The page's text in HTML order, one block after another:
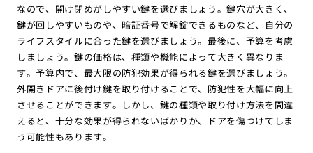
なので、開け閉めがしやすい鍵を選びましょう。鍵穴が大きく、
鍵が回しやすいものや、暗証番号で解錠できるものなど、自分の
ライフスタイルに合った鍵を選びましょう。最後に、予算を考慮
しましょう。鍵の価格は、種類や機能によって大きく異なりま
す。予算内で、最大限の防犯効果が得られる鍵を選びましょう。
外開きドアに後付け鍵を取り付けることで、防犯性を大幅に向上
させることができます。しかし、鍵の種類や取り付け方法を間違
えると、十分な効果が得られないばかりか、ドアを傷つけてしま
う可能性もあります。